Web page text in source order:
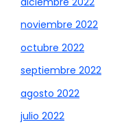
noviembre 2022
octubre 2022
septiembre 2022
agosto 2022
julio 2022